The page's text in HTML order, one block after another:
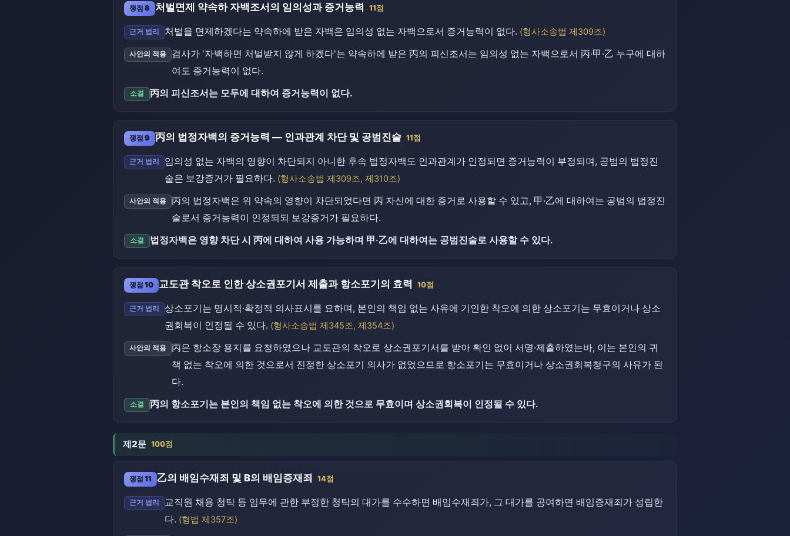
쟁점 8 처벌면제 약속하 자백조서의 임의성과 증거능력 11점
근거 법리 처벌을 면제하겠다는 약속하에 받은 자백은 임의성 없는 자백으로서 증거능력이 없다. (형사소송법 제309조)
사안의 적용
검사가 '자백하면 처벌받지 않게 하겠다'는 약속하에 받은 丙의 피신조서는 임의성 없는 자백으로서 丙·甲·乙 누구에 대하
여도 증거능력이 없다.
소결 丙의 피신조서는 모두에 대하여 증거능력이 없다.
쟁점 9 丙의 법정자백의 증거능력 — 인과관계 차단 및 공범진술 11점
근거 법리
임의성 없는 자백의 영향이 차단되지 아니한 후속 법정자백도 인과관계가 인정되면 증거능력이 부정되며, 공범의 법정진
술은 보강증거가 필요하다. (형사소송법 제309조, 제310조)
사안의 적용
丙의 법정자백은 위 약속의 영향이 차단되었다면 丙 자신에 대한 증거로 사용할 수 있고, 甲·乙에 대하여는 공범의 법정진
술로서 증거능력이 인정되되 보강증거가 필요하다.
소결 법정자백은 영향 차단 시 丙에 대하여 사용 가능하며 甲·乙에 대하여는 공범진술로 사용할 수 있다.
쟁점 10 교도관 착오로 인한 상소권포기서 제출과 항소포기의 효력 10점
근거 법리
상소포기는 명시적·확정적 의사표시를 요하며, 본인의 책임 없는 사유에 기인한 착오에 의한 상소포기는 무효이거나 상소
권회복이 인정될 수 있다. (형사소송법 제345조, 제354조)
사안의 적용
丙은 항소장 용지를 요청하였으나 교도관의 착오로 상소권포기서를 받아 확인 없이 서명·제출하였는바, 이는 본인의 귀
책 없는 착오에 의한 것으로서 진정한 상소포기 의사가 없었으므로 항소포기는 무효이거나 상소권회복청구의 사유가 된
다.
소결 丙의 항소포기는 본인의 책임 없는 착오에 의한 것으로 무효이며 상소권회복이 인정될 수 있다.
제2문 100점
쟁점 11 乙의 배임수재죄 및 B의 배임증재죄 14점
근거 법리
교직원 채용 청탁 등 임무에 관한 부정한 청탁의 대가를 수수하면 배임수재죄가, 그 대가를 공여하면 배임증재죄가 성립한
다. (형법 제357조)